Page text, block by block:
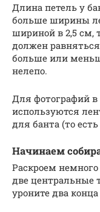
Длина петель у
больше ширины
шириной в 2,5 см,
должен
больше или
нелепо.
Для фотографий в
используются
для банта (то
Начинаем
Раскроем
две центральные
уроните два